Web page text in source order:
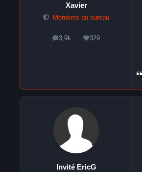
Xavier
Membres du bureau
3,9k
messages329
Réputation
Invité EricG